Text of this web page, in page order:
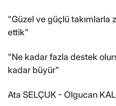
"Güzel ve güçlü takımlarla
ettik"
"Ne kadar fazla destek
kadar büyür"
Ata SELÇUK - Olgucan